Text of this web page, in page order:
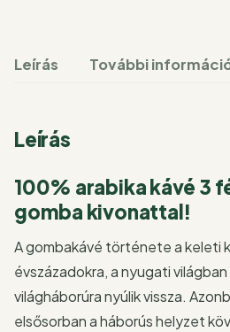
Leírás További
Leírás
100% arabika kávé 3
gomba kivonattal!
A gombakávé története a keleti
évszázadokra, a nyugati
világháborúra nyúlik vissza.
elsősorban a háborús helyzet